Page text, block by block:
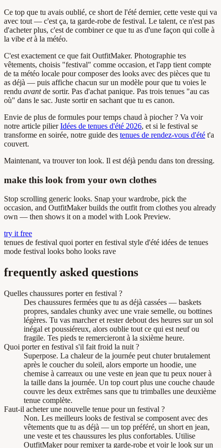
Ce top que tu avais oublié, ce short de l'été dernier, cette veste qui va
avec tout — c'est ça, ta garde-robe de festival. Le talent, ce n'est pas
d'acheter plus, c'est de combiner ce que tu as d'une façon qui colle à
la vibe età la météo.
C'est exactement ce que fait OutfitMaker. Photographie tes
vêtements, choisis "festival" comme occasion, et l'app tient compte
de ta météo locale pour composer des looks avec des pièces que tu
as déjà — puis affiche chacun sur un modèle pour que tu voies le
rendu avantde sortir. Pas d'achat panique. Pas trois tenues "au cas
où" dans le sac. Juste sortir en sachant que tu es canon.
Envie de plus de formules pour temps chaud à piocher ? Va voir
notre article pilierIdées de tenues d'été 2026, et si le festival se
transforme en soirée, notre guide des tenues de rendez-vous d'été t'a
couvert.
Maintenant, va trouver ton look. Il est déjà pendu dans ton dressing.
make this look from your own clothes
Stop scrolling generic looks. Snap your wardrobe, pick the
occasion, and OutfitMaker builds the outfit from clothes you already
own — then shows it on a model with Look Preview.
try it free
tenues de festival quoi porter en festival style d'été idées de tenues
mode festival looks boho looks rave
frequently asked questions
Quelles chaussures porter en festival ?
Des chaussures fermées que tu as déjà cassées — baskets
propres, sandales chunky avec une vraie semelle, ou bottines
légères. Tu vas marcher et rester debout des heures sur un sol
inégal et poussiéreux, alors oublie tout ce qui est neuf ou
fragile. Tes pieds te remercieront à la sixième heure.
Quoi porter en festival s'il fait froid la nuit ?
Superpose. La chaleur de la journée peut chuter brutalement
après le coucher du soleil, alors emporte un hoodie, une
chemise à carreaux ou une veste en jean que tu peux nouer à
la taille dans la journée. Un top court plus une couche chaude
couvre les deux extrêmes sans que tu trimballes une deuxième
tenue complète.
Faut-il acheter une nouvelle tenue pour un festival ?
Non. Les meilleurs looks de festival se composent avec des
vêtements que tu as déjà — un top préféré, un short en jean,
une veste et tes chaussures les plus confortables. Utilise
OutfitMaker pour remixer ta garde-robe et voir le look sur un